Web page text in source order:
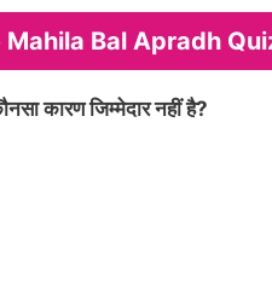
Bal Apradh
कारण जिम्मेदार नहीं है?